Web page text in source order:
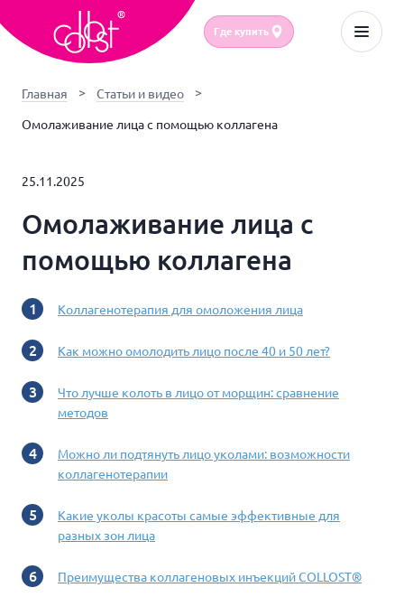
Где купить
Главная Статьи и видео
Омолаживание лица с помощью коллагена
25.11.2025
Омолаживание лица с
помощью коллагена
Коллагенотерапия для омоложения лица
Как можно омолодить лицо после 40 и 50 лет?
Что лучше колоть в лицо от морщин: сравнение
методов
Можно ли подтянуть лицо уколами: возможности
коллагенотерапии
Какие уколы красоты самые эффективные для
разных зон лица
Преимущества коллагеновых инъекций COLLOST®